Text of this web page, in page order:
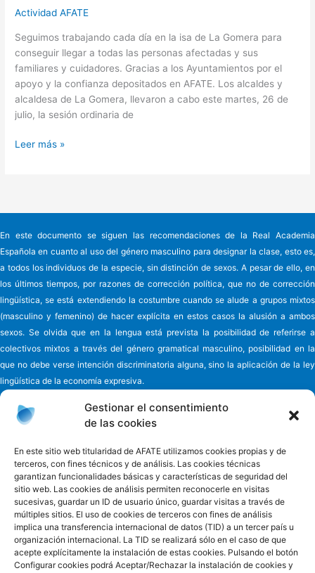
Gestionar el consentimiento
de las cookies
En este sitio web titularidad de AFATE utilizamos cookies propias y de
terceros, con fines técnicos y de análisis. Las cookies técnicas
garantizan funcionalidades básicas y características de seguridad del
sitio web. Las cookies de análisis permiten reconocerle en visitas
sucesivas, guardar un ID de usuario único, guardar visitas a través de
múltiples sitios. El uso de cookies de terceros con fines de análisis
implica una transferencia internacional de datos (TID) a un tercer país u
organización internacional. La TID se realizará sólo en el caso de que
acepte explícitamente la instalación de estas cookies. Pulsando el botón
Configurar cookies podrá Aceptar/Rechazar la instalación de cookies y
Actividad AFATE
Seguimos trabajando cada día en la isa de La Gomera para
conseguir llegar a todas las personas afectadas y sus
familiares y cuidadores. Gracias a los Ayuntamientos por el
apoyo y la confianza depositados en AFATE. Los alcaldes y
alcaldesa de La Gomera, llevaron a cabo este martes, 26 de
julio, la sesión ordinaria de
Leer más »
En este documento se siguen las recomendaciones de la Real Academia
Española en cuanto al uso del género masculino para designar la clase, esto es,
a todos los individuos de la especie, sin distinción de sexos. A pesar de ello, en
los últimos tiempos, por razones de corrección política, que no de corrección
lingüística, se está extendiendo la costumbre cuando se alude a grupos mixtos
(masculino y femenino) de hacer explícita en estos casos la alusión a ambos
sexos. Se olvida que en la lengua está prevista la posibilidad de referirse a
colectivos mixtos a través del género gramatical masculino, posibilidad en la
que no debe verse intención discriminatoria alguna, sino la aplicación de la ley
lingüística de la economía expresiva.
Asociación de familiares y cuidadores de enfermosde Alzheimer y
otras demencias de Tenerife - AFATE
C/ Eladio Alfonso y González, nº 6
38010 - Ofra Santa Cruz de Tenerife - España
Teléfono 922 660 881
Emailinformacion@afate.es
Acceso privado
Facebook Twitter Instagram